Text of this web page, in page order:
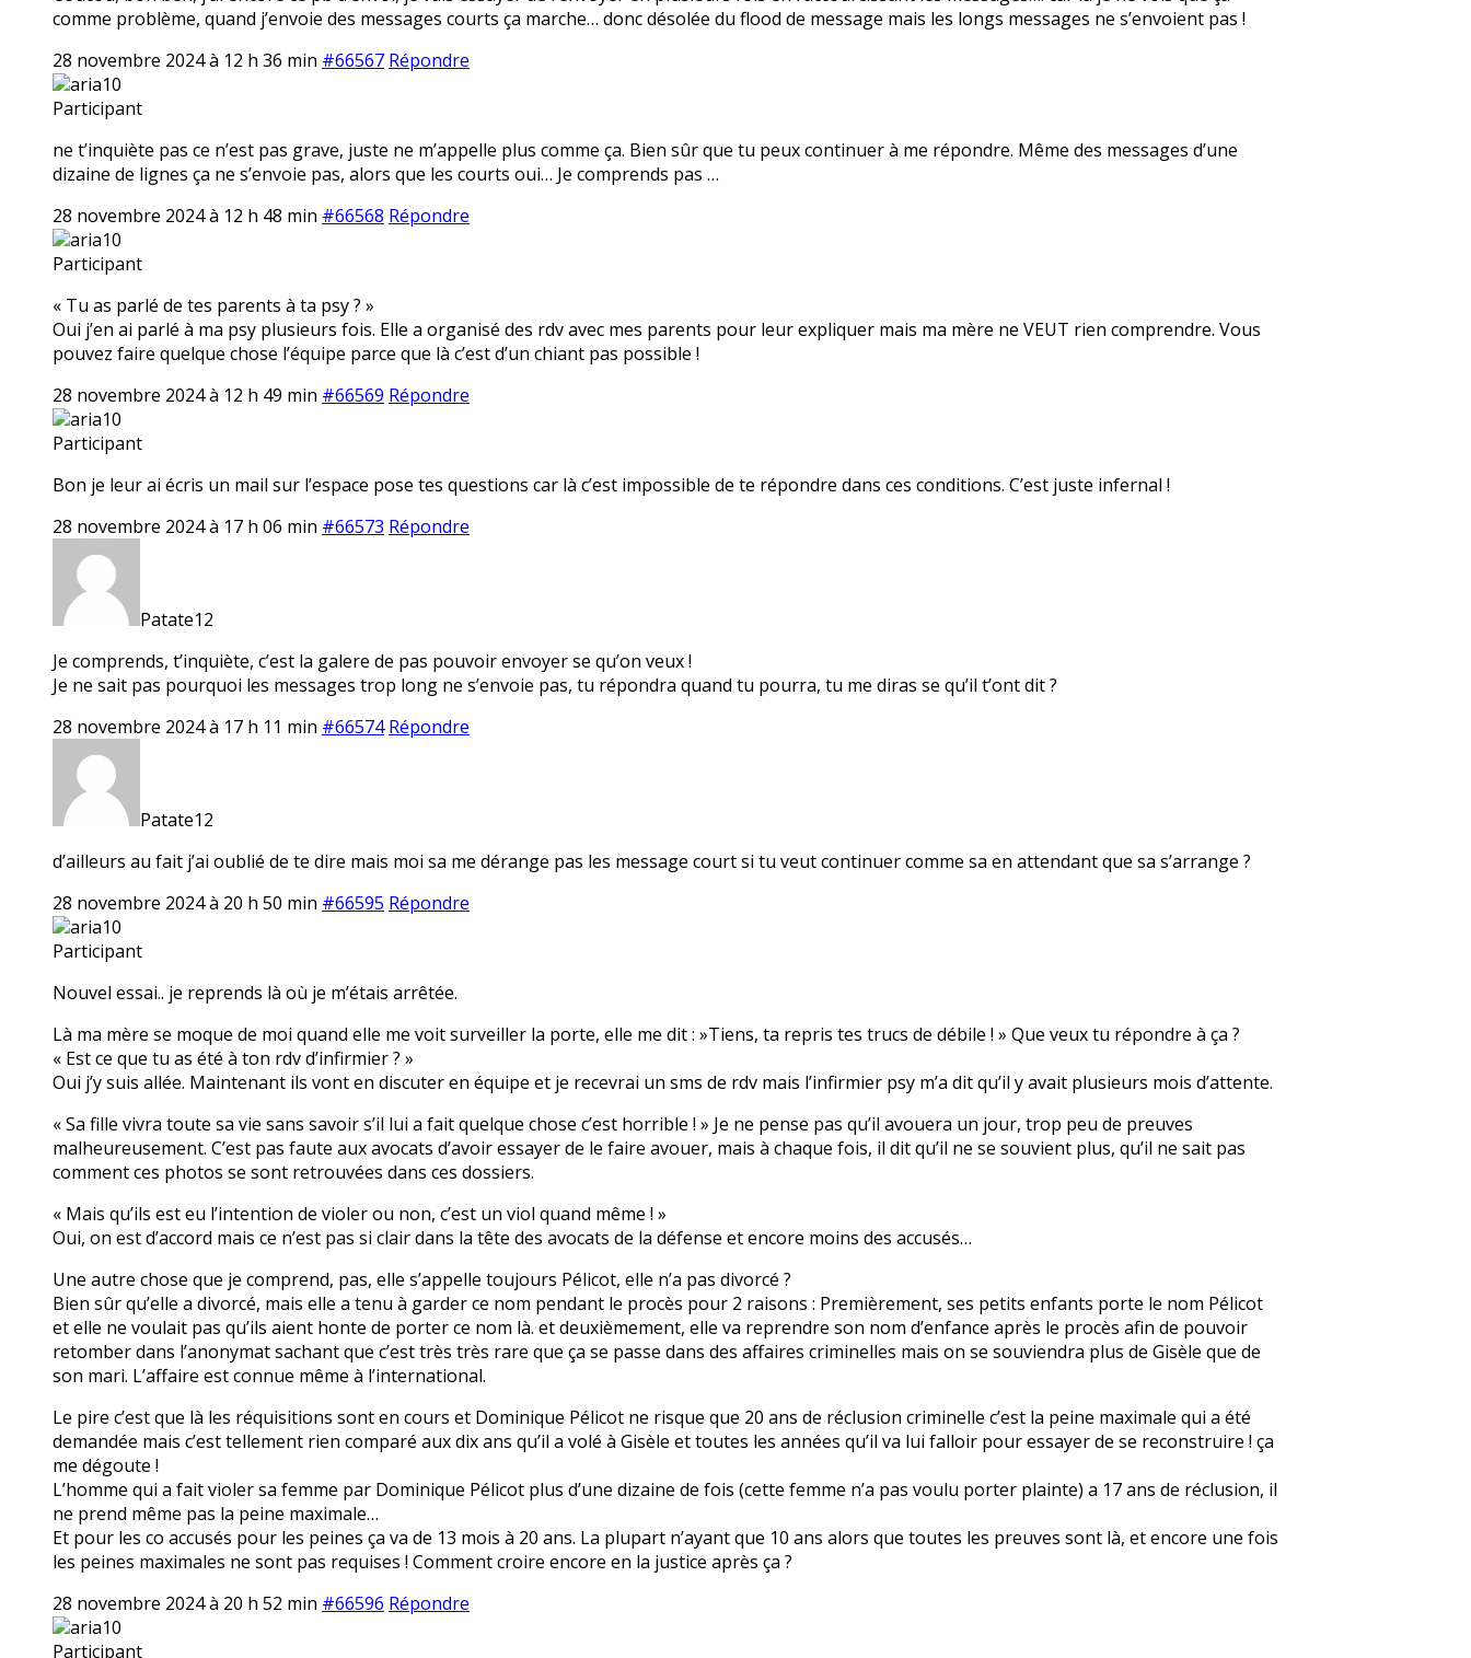
comme problème, quand j’envoie des messages courts ça marche… donc désolée du flood de message mais les longs messages ne s’envoient pas !
28 novembre 2024 à 12 h 36 min #66567 Répondre
aria10
Participant
ne t’inquiète pas ce n’est pas grave, juste ne m’appelle plus comme ça. Bien sûr que tu peux continuer à me répondre. Même des messages d’une
dizaine de lignes ça ne s’envoie pas, alors que les courts oui… Je comprends pas …
28 novembre 2024 à 12 h 48 min #66568 Répondre
aria10
Participant
« Tu as parlé de tes parents à ta psy ? »
Oui j’en ai parlé à ma psy plusieurs fois. Elle a organisé des rdv avec mes parents pour leur expliquer mais ma mère ne VEUT rien comprendre. Vous
pouvez faire quelque chose l’équipe parce que là c’est d’un chiant pas possible !
28 novembre 2024 à 12 h 49 min #66569 Répondre
aria10
Participant
Bon je leur ai écris un mail sur l’espace pose tes questions car là c’est impossible de te répondre dans ces conditions. C’est juste infernal !
28 novembre 2024 à 17 h 06 min #66573 Répondre
Patate12
Je comprends, t’inquiète, c’est la galere de pas pouvoir envoyer se qu’on veux !
Je ne sait pas pourquoi les messages trop long ne s’envoie pas, tu répondra quand tu pourra, tu me diras se qu’il t’ont dit ?
28 novembre 2024 à 17 h 11 min #66574 Répondre
Patate12
d’ailleurs au fait j’ai oublié de te dire mais moi sa me dérange pas les message court si tu veut continuer comme sa en attendant que sa s’arrange ?
28 novembre 2024 à 20 h 50 min #66595 Répondre
aria10
Participant
Nouvel essai.. je reprends là où je m’étais arrêtée.
Là ma mère se moque de moi quand elle me voit surveiller la porte, elle me dit : »Tiens, ta repris tes trucs de débile ! » Que veux tu répondre à ça ?
« Est ce que tu as été à ton rdv d’infirmier ? »
Oui j’y suis allée. Maintenant ils vont en discuter en équipe et je recevrai un sms de rdv mais l’infirmier psy m’a dit qu’il y avait plusieurs mois d’attente.
« Sa fille vivra toute sa vie sans savoir s’il lui a fait quelque chose c’est horrible ! » Je ne pense pas qu’il avouera un jour, trop peu de preuves
malheureusement. C’est pas faute aux avocats d’avoir essayer de le faire avouer, mais à chaque fois, il dit qu’il ne se souvient plus, qu’il ne sait pas
comment ces photos se sont retrouvées dans ces dossiers.
« Mais qu’ils est eu l’intention de violer ou non, c’est un viol quand même ! »
Oui, on est d’accord mais ce n’est pas si clair dans la tête des avocats de la défense et encore moins des accusés…
Une autre chose que je comprend, pas, elle s’appelle toujours Pélicot, elle n’a pas divorcé ?
Bien sûr qu’elle a divorcé, mais elle a tenu à garder ce nom pendant le procès pour 2 raisons : Premièrement, ses petits enfants porte le nom Pélicot
et elle ne voulait pas qu’ils aient honte de porter ce nom là. et deuxièmement, elle va reprendre son nom d’enfance après le procès afin de pouvoir
retomber dans l’anonymat sachant que c’est très très rare que ça se passe dans des affaires criminelles mais on se souviendra plus de Gisèle que de
son mari. L’affaire est connue même à l’international.
Le pire c’est que là les réquisitions sont en cours et Dominique Pélicot ne risque que 20 ans de réclusion criminelle c’est la peine maximale qui a été
demandée mais c’est tellement rien comparé aux dix ans qu’il a volé à Gisèle et toutes les années qu’il va lui falloir pour essayer de se reconstruire ! ça
me dégoute !
L’homme qui a fait violer sa femme par Dominique Pélicot plus d’une dizaine de fois (cette femme n’a pas voulu porter plainte) a 17 ans de réclusion, il
ne prend même pas la peine maximale…
Et pour les co accusés pour les peines ça va de 13 mois à 20 ans. La plupart n’ayant que 10 ans alors que toutes les preuves sont là, et encore une fois
les peines maximales ne sont pas requises ! Comment croire encore en la justice après ça ?
28 novembre 2024 à 20 h 52 min #66596 Répondre
aria10
Participant